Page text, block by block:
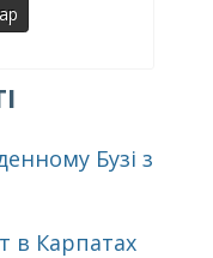
Бузі з
в Карпатах